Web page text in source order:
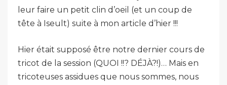
leur faire un petit clin d’oeil (et un coup de
tête à Iseult) suite à mon article d’hier !!!
Hier était supposé être notre dernier cours de
tricot de la session (QUOI !!? DÉJÀ?!)… Mais en
tricoteuses assidues que nous sommes, nous